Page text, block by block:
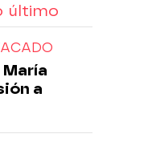
último
a